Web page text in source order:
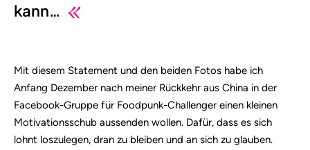
kann…
Mit diesem Statement und den beiden Fotos habe ich
Anfang Dezember nach meiner Rückkehr aus China in der
Facebook-Gruppe für Foodpunk-Challenger einen kleinen
Motivationsschub aussenden wollen. Dafür, dass es sich
lohnt loszulegen, dran zu bleiben und an sich zu glauben.